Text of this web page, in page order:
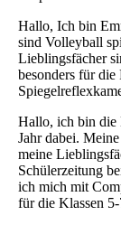
Hallo, Ich bin
sind Volleyball
Lieblingsfächer
besonders für
Hallo, ich bin die
Jahr dabei.
meine
Schülerzeitung
ich mich mit
für die Klassen